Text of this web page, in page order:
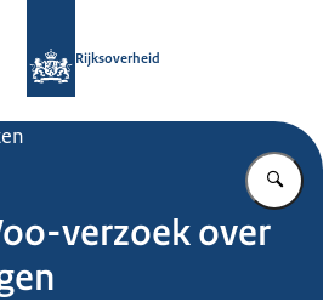
Rijksoverheid
verzoek over